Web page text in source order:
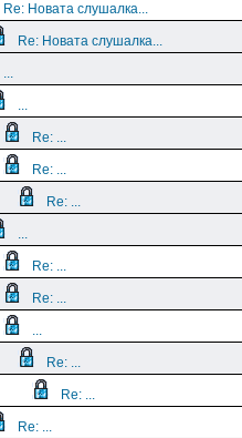
Re: Новата слушалка...
Re: Новата слушалка...
...
...
Re: ...
Re: ...
Re: ...
...
Re: ...
Re: ...
...
Re: ...
Re: ...
Re: ...